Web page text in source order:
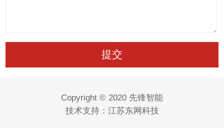
Copyright © 2020 先锋智能
技术支持： 江苏东网科技